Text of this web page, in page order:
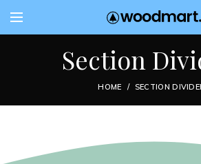
Section
HOME SECTION